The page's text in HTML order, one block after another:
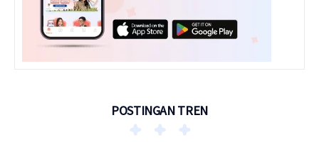
POSTINGAN TREN